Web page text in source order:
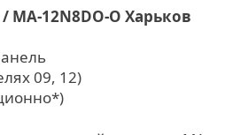
MA-12N8DO-O Харьков
09, 12)